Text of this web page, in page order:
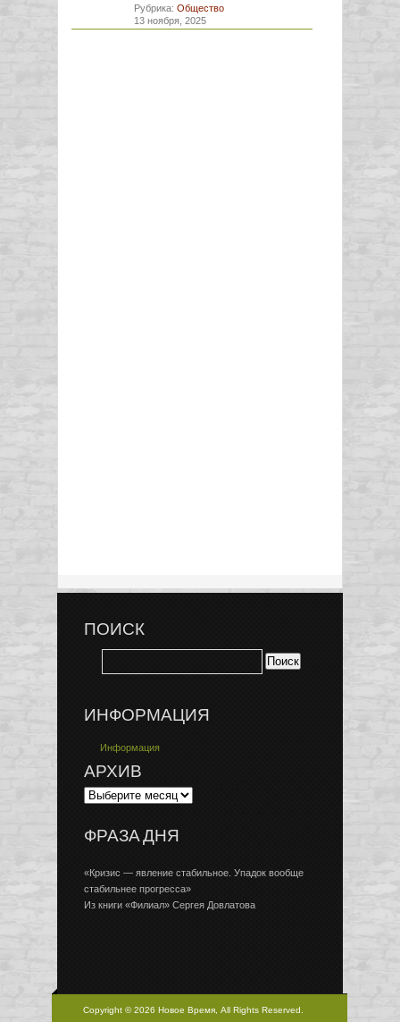
Рубрика: Общество
13 ноября, 2025
ПОИСК
ИНФОРМАЦИЯ
Информация
АРХИВ
ФРАЗА ДНЯ
«Кризис — явление стабильное. Упадок вообще
стабильнее прогресса»
Из книги «Филиал» Сергея Довлатова
Copyright © 2026 Новое Время, All Rights Reserved.